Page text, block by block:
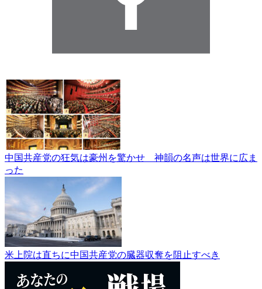
中国共産党の狂気は豪州を驚かせ 神韻の名声は世界に広ま
った
米上院は直ちに中国共産党の臓器収奪を阻止すべき